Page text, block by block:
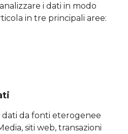
i dati in modo
in tre principali aree:
dati da fonti eterogenee
siti web, transazioni